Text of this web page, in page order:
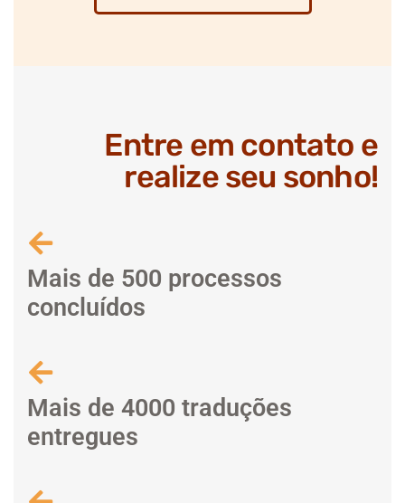
Entre em contato e
realize seu sonho!
Mais de 500 processos
concluídos
Mais de 4000 traduções
entregues